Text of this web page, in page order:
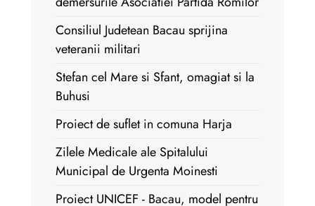
Consiliul Judetean Bacau sprijina
veteranii militari
Stefan cel Mare si Sfant, omagiat si la
Buhusi
Proiect de suflet in comuna Harja
Zilele Medicale ale Spitalului
Municipal de Urgenta Moinesti
Proiect UNICEF - Bacau, model pentru